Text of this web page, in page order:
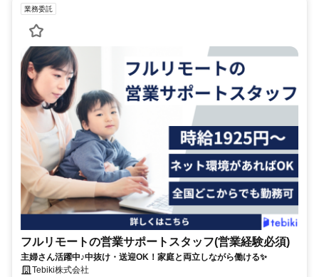
業務委託
フルリモートの営業サポートスタッフ(営業経験必須)
主婦さん活躍中♪中抜け・送迎OK！家庭と両立しながら働ける✨
Tebiki株式会社